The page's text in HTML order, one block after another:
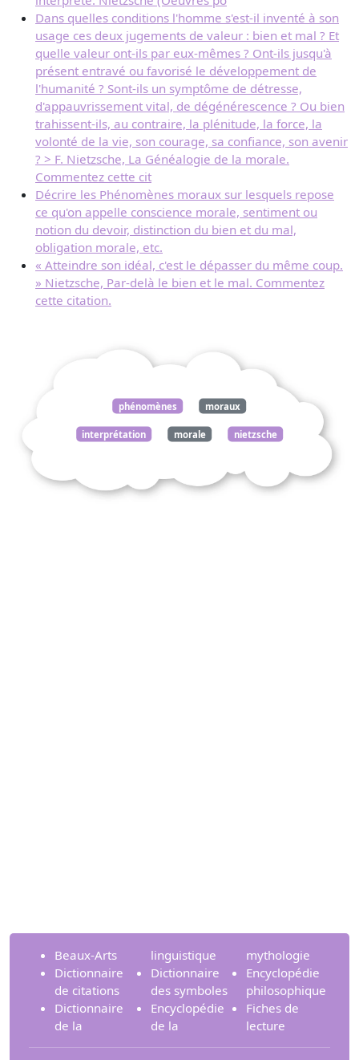
Dans quelles conditions l'homme s'est-il inventé à son
usage ces deux jugements de valeur : bien et mal ? Et
quelle valeur ont-ils par eux-mêmes ? Ont-ils jusqu'à
présent entravé ou favorisé le développement de
l'humanité ? Sont-ils un symptôme de détresse,
d'appauvrissement vital, de dégénérescence ? Ou bien
trahissent-ils, au contraire, la plénitude, la force, la
volonté de la vie, son courage, sa confiance, son avenir
? > F. Nietzsche, La Généalogie de la morale.
Commentez cette cit
Décrire les Phénomènes moraux sur lesquels repose
ce qu'on appelle conscience morale, sentiment ou
notion du devoir, distinction du bien et du mal,
obligation morale, etc.
« Atteindre son idéal, c'est le dépasser du même coup.
» Nietzsche, Par-delà le bien et le mal. Commentez
cette citation.
phénomènes moraux
interprétation morale nietzsche
Beaux-Arts
Dictionnaire
de citations
Dictionnaire
de la
linguistique
Dictionnaire
des symboles
Encyclopédie
de la
mythologie
Encyclopédie
philosophique
Fiches de
lecture